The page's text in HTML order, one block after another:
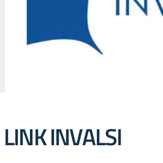
LINK INVALSI